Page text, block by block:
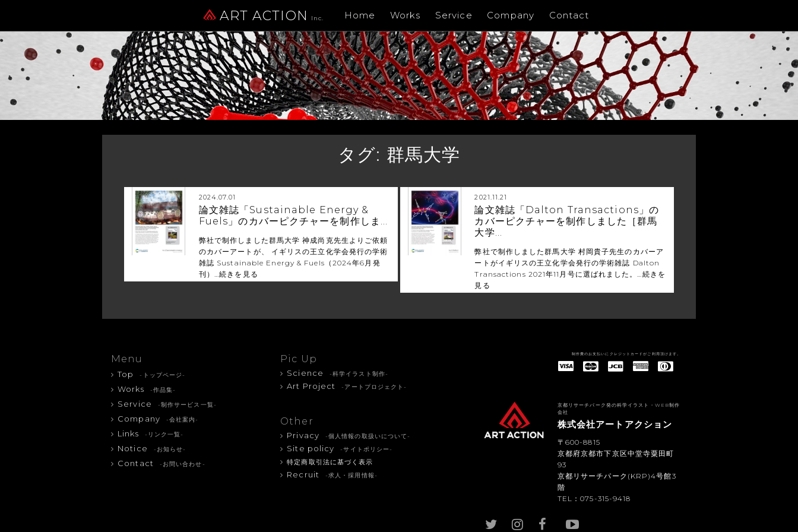
ART ACTION Inc. Home Works Service Company Contact
タグ: 群馬大学
2024.07.01
論文雑誌「Sustainable Energy &
Fuels」のカバーピクチャーを制作しま…
弊社で制作しました群馬大学 神成尚克先生よりご依頼
のカバーアートが、 イギリスの王立化学会発行の学術
雑誌 Sustainable Energy & Fuels（2024年6月発
刊）…続きを見る
2021.11.21
論文雑誌「Dalton Transactions」の
カバーピクチャーを制作しました［群馬
大学…
弊社で制作しました群馬大学 村岡貴子先生のカバーア
ートがイギリスの王立化学会発行の学術雑誌 Dalton
Transactions 2021年11月号に選ばれました。…続きを
見る
Menu
Top -トップページ-
Works -作品集-
Service -制作サービス一覧-
Company -会社案内-
Links -リンク一覧-
Notice -お知らせ-
Contact -お問い合わせ-
Pic Up
Science -科学イラスト制作-
Art Project -アートプロジェクト-
Other
Privacy -個人情報の取扱いについて-
Site policy
-サイトポリシー-
特定商取引法に基づく表示
Recruit -求人・採用情報-
制作費のお支払いにクレジットカードがご利用頂けます。
京都リサーチパーク発の科学イラスト・WEB制作
会社
株式会社アートアクション
〒600-8815
京都府京都市下京区中堂寺粟田町
93
京都リサーチパーク(KRP)4号館3
階
TEL：075-315-9418